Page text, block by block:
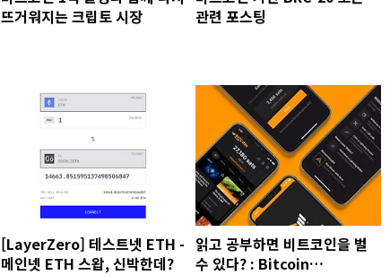
뜨거워지는 크립토 시장
관련 포스팅
[LayerZero] 테스트넷 ETH -
메인넷 ETH 스왑, 신박한데?
읽고 공부하면 비트코인을 벌
수 있다? : Bitcoin